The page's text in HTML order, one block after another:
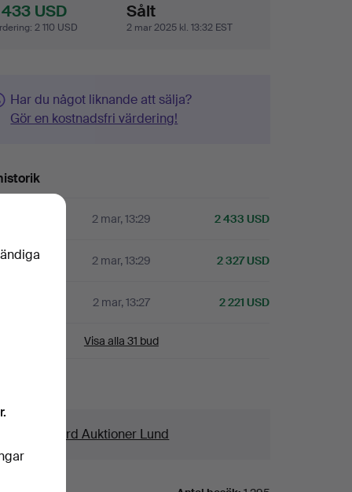
USD
: 2 110 USD
Sålt
2 mar 2025 kl. 13:32 EST
Har du något liknande att sälja?
Gör en kostnadsfri värdering!
2 mar, 13:29 2 433 USD
2 mar, 13:29 2 327 USD
2 mar, 13:27 2 221 USD
Visa alla 31 bud
Crafoord Auktioner Lund